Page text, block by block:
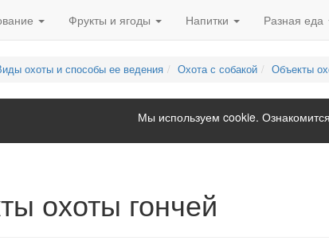
Фрукты и ягоды Напитки Разная еда
охоты и способы ее ведения Охота с собакой Объекты
Мы используем cookie.
охоты гончей